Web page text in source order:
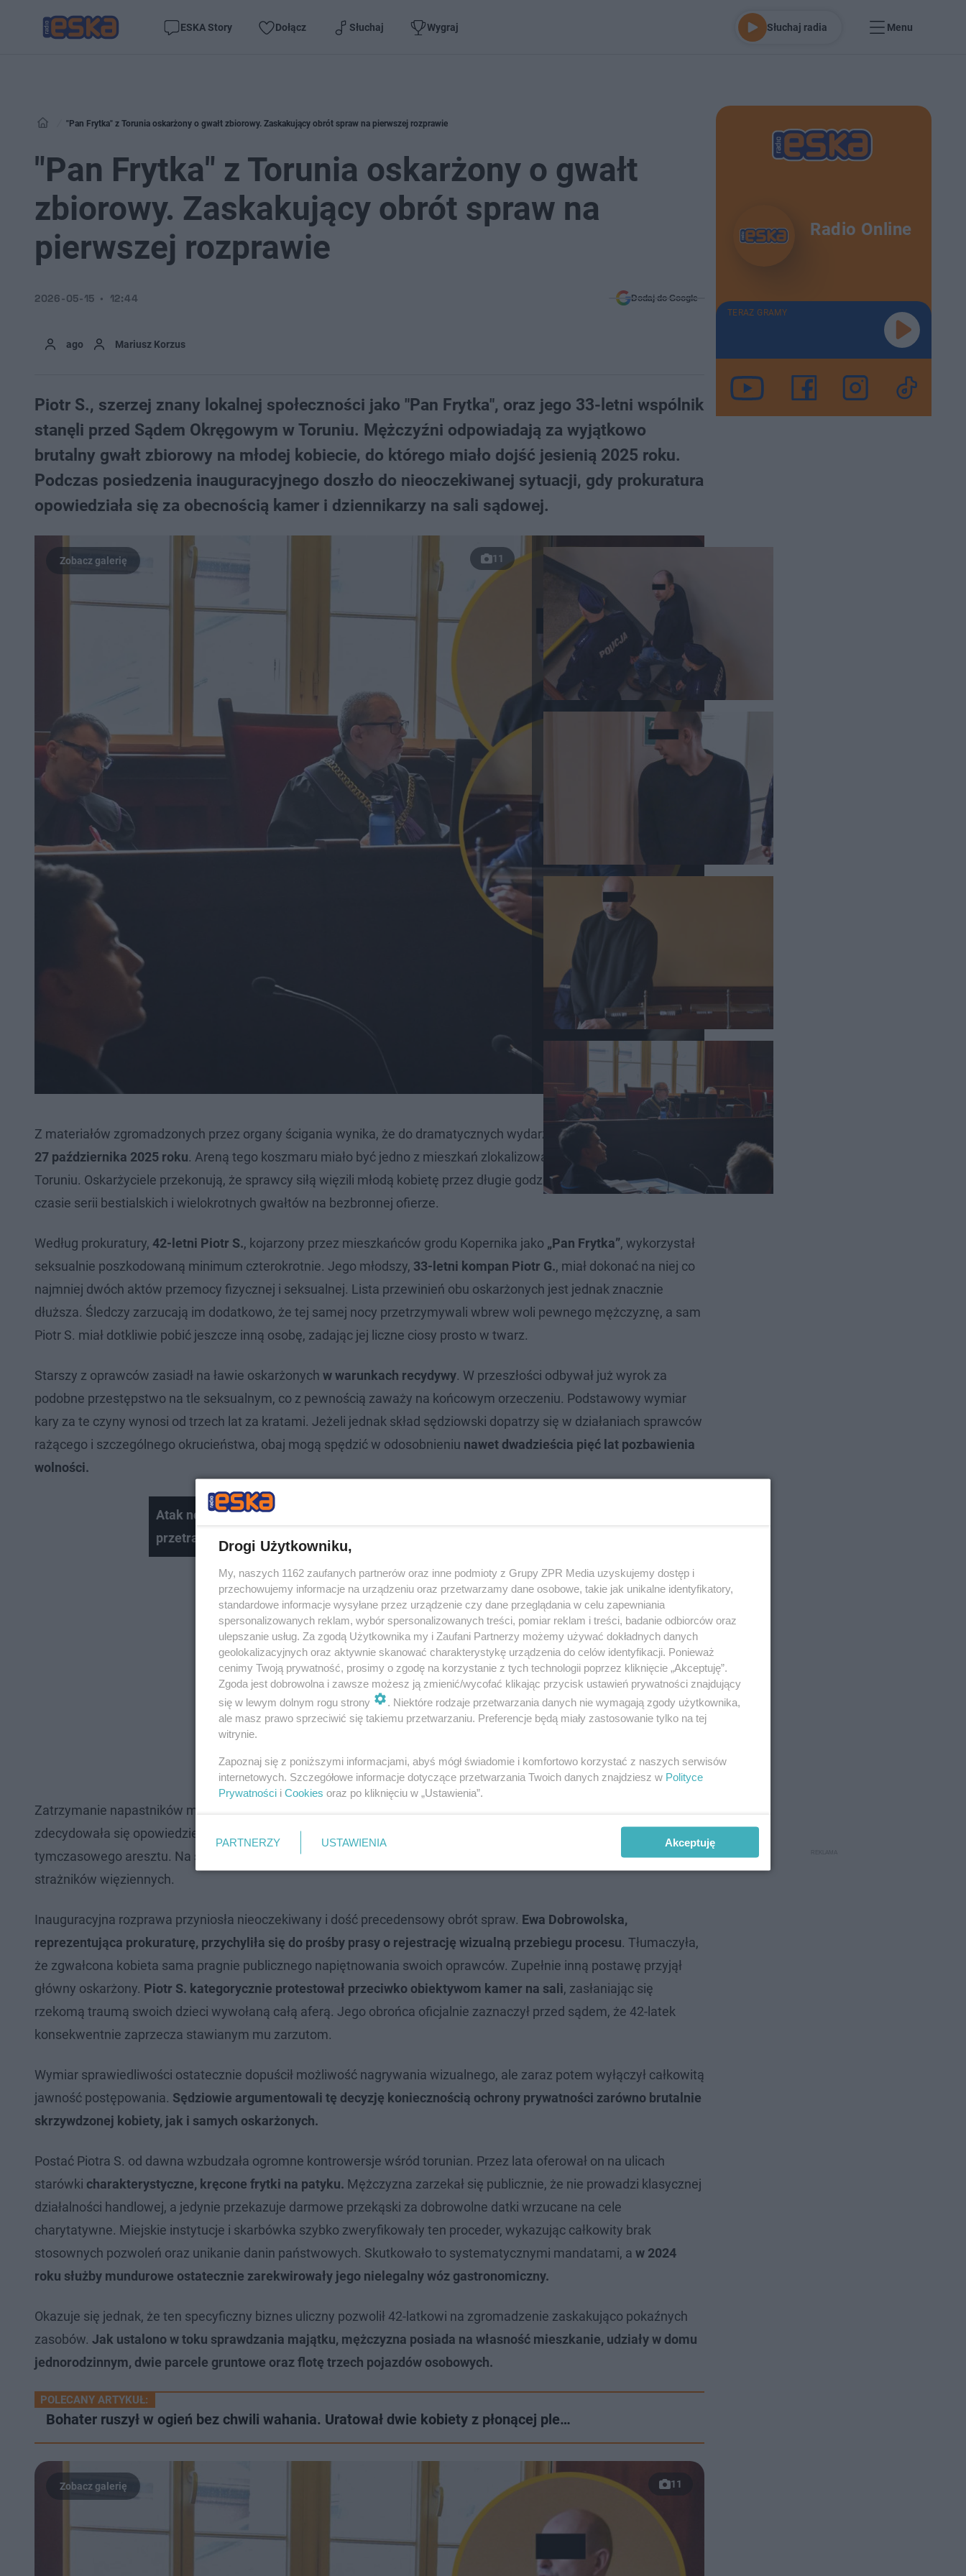
ESKA Story Dołącz Słuchaj Wygraj Słuchaj radia Menu
"Pan Frytka" z Torunia oskarżony o gwałt zbiorowy. Zaskakujący obrót spraw na pierwszej rozprawie
"Pan Frytka" z Torunia oskarżony o gwałt
zbiorowy. Zaskakujący obrót spraw na
pierwszej rozprawie
ago Mariusz Korzus
2026-05-15 12:44 Dodaj do Google
Piotr S., szerzej znany lokalnej społeczności jako "Pan Frytka", oraz jego 33-letni wspólnik
stanęli przed Sądem Okręgowym w Toruniu. Mężczyźni odpowiadają za wyjątkowo
brutalny gwałt zbiorowy na młodej kobiecie, do którego miało dojść jesienią 2025 roku.
Podczas posiedzenia inauguracyjnego doszło do nieoczekiwanej sytuacji, gdy prokuratura
opowiedziała się za obecnością kamer i dziennikarzy na sali sądowej.
11
Z materiałów zgromadzonych przez organy ścigania wynika, że do dramatycznych wydarzeń doszło
27 października 2025 roku. Areną tego koszmaru miało być jedno z mieszkań zlokalizowanych przy ulicy Legionów w
Toruniu. Oskarżyciele przekonują, że sprawcy siłą więzili młodą kobietę przez długie godziny, dopuszczając się w tym
czasie serii bestialskich i wielokrotnych gwałtów na bezbronnej ofierze.
Według prokuratury, 42-letni Piotr S., kojarzony przez mieszkańców grodu Kopernika jako „Pan Frytka”, wykorzystał
seksualnie poszkodowaną minimum czterokrotnie. Jego młodszy, 33-letni kompan Piotr G., miał dokonać na niej co
najmniej dwóch aktów przemocy fizycznej i seksualnej. Lista przewinień obu oskarżonych jest jednak znacznie
dłuższa. Śledczy zarzucają im dodatkowo, że tej samej nocy przetrzymywali wbrew woli pewnego mężczyznę, a sam
Piotr S. miał dotkliwie pobić jeszcze inną osobę, zadając jej liczne ciosy prosto w twarz.
Starszy z oprawców zasiadł na ławie oskarżonych w warunkach recydywy. W przeszłości odbywał już wyrok za
podobne przestępstwo na tle seksualnym, co z pewnością zaważy na końcowym orzeczeniu. Podstawowy wymiar
kary za te czyny wynosi od trzech lat za kratami. Jeżeli jednak skład sędziowski dopatrzy się w działaniach sprawców
rażącego i szczególnego okrucieństwa, obaj mogą spędzić w odosobnieniu nawet dwadzieścia pięć lat pozbawienia
wolności.
Atak nożownika na toruńskim Rubinkowie. Ranny mężczyzna
przetransportowany do szpitala FB
Zatrzymanie napastników miało miejsce
zdecydowała się opowiedzieć o swoim dramacie organom ścigania. Od momentu ujęcia obaj przebywają w izolacji
tymczasowego aresztu. Na salę rozpraw toruńskiego sądu wprowadzono ich pod ścisłą eskortą umundurowanych
strażników więziennych.
Inauguracyjna rozprawa przyniosła nieoczekiwany i dość precedensowy obrót spraw. Ewa Dobrowolska,
reprezentująca prokuraturę, przychyliła się do prośby prasy o rejestrację wizualną przebiegu procesu. Tłumaczyła,
że zgwałcona kobieta sama pragnie publicznego napiętnowania swoich oprawców. Zupełnie inną postawę przyjął
główny oskarżony. Piotr S. kategorycznie protestował przeciwko obiektywom kamer na sali, zasłaniając się
rzekomą traumą swoich dzieci wywołaną całą aferą. Jego obrońca oficjalnie zaznaczył przed sądem, że 42-latek
konsekwentnie zaprzecza stawianym mu zarzutom.
Wymiar sprawiedliwości ostatecznie dopuścił możliwość nagrywania wizualnego, ale zaraz potem wyłączył całkowitą
jawność postępowania. Sędziowie argumentowali tę decyzję koniecznością ochrony prywatności zarówno brutalnie
skrzywdzonej kobiety, jak i samych oskarżonych.
Postać Piotra S. od dawna wzbudzała ogromne kontrowersje wśród torunian. Przez lata oferował on na ulicach
starówki charakterystyczne, kręcone frytki na patyku. Mężczyzna zarzekał się publicznie, że nie prowadzi klasycznej
działalności handlowej, a jedynie przekazuje darmowe przekąski za dobrowolne datki wrzucane na cele
charytatywne. Miejskie instytucje i skarbówka szybko zweryfikowały ten proceder, wykazując całkowity brak
stosownych pozwoleń oraz unikanie danin państwowych. Skutkowało to systematycznymi mandatami, a w 2024
roku służby mundurowe ostatecznie zarekwirowały jego nielegalny wóz gastronomiczny.
Okazuje się jednak, że ten specyficzny biznes uliczny pozwolił 42-latkowi na zgromadzenie zaskakująco pokaźnych
zasobów. Jak ustalono w toku sprawdzania majątku, mężczyzna posiada na własność mieszkanie, udziały w domu
jednorodzinnym, dwie parcele gruntowe oraz flotę trzech pojazdów osobowych.
POLECANY ARTYKUŁ:
Bohater ruszył w ogień bez chwili wahania. Uratował dwie kobiety z płonącej ple…
11
Radio Online
TERAZ GRAMY
Drogi Użytkowniku,
My, naszych 1162 zaufanych partnerów oraz inne podmioty z Grupy ZPR Media uzyskujemy dostęp i
przechowujemy informacje na urządzeniu oraz przetwarzamy dane osobowe, takie jak unikalne identyfikatory,
standardowe informacje wysyłane przez urządzenie czy dane przeglądania w celu zapewniania
spersonalizowanych reklam, wybór spersonalizowanych treści, pomiar reklam i treści, badanie odbiorców oraz
ulepszanie usług. Za zgodą Użytkownika my i Zaufani Partnerzy możemy używać dokładnych danych
geolokalizacyjnych oraz aktywnie skanować charakterystykę urządzenia do celów identyfikacji. Ponieważ
cenimy Twoją prywatność, prosimy o zgodę na korzystanie z tych technologii poprzez kliknięcie „Akceptuję”.
Zgoda jest dobrowolna i zawsze możesz ją zmienić/wycofać klikając przycisk ustawień prywatności znajdujący
się w lewym dolnym rogu strony
. Niektóre rodzaje przetwarzania danych nie wymagają zgody użytkownika,
ale masz prawo sprzeciwić się takiemu przetwarzaniu. Preferencje będą miały zastosowanie tylko na tej
witrynie.
Zapoznaj się z poniższymi informacjami, abyś mógł świadomie i komfortowo korzystać z naszych serwisów
internetowych. Szczegółowe informacje dotyczące przetwarzania Twoich danych znajdziesz w Polityce
Prywatności i Cookies oraz po kliknięciu w „Ustawienia”.
PARTNERZY USTAWIENIA Akceptuję